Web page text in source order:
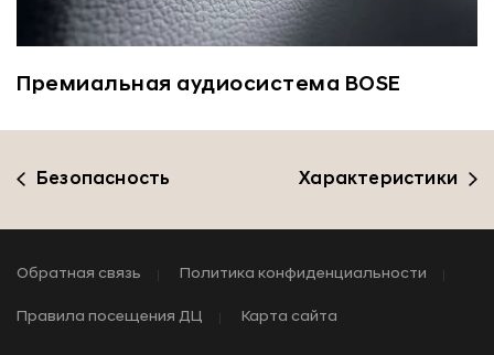
Премиальная аудиосистема BOSE
Безопасность Характеристики
Обратная связь Политика конфиденциальности
Правила посещения ДЦ Карта сайта